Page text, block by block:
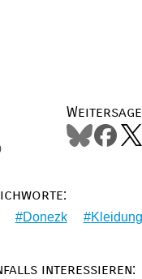
Donezk Kleidung
interessieren: